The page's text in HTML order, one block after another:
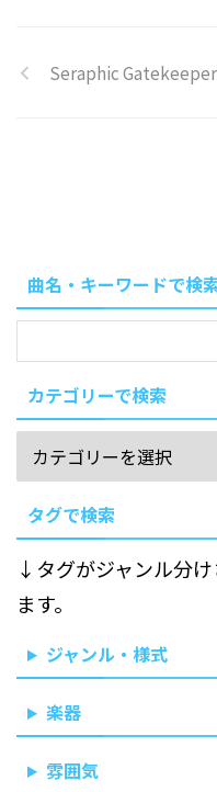
Seraphic Gatekeeper
曲名・キーワードで検
カテゴリーで検索
タグで検索
↓タグがジャンル分
ます。
ジャンル・様式
楽器
雰囲気